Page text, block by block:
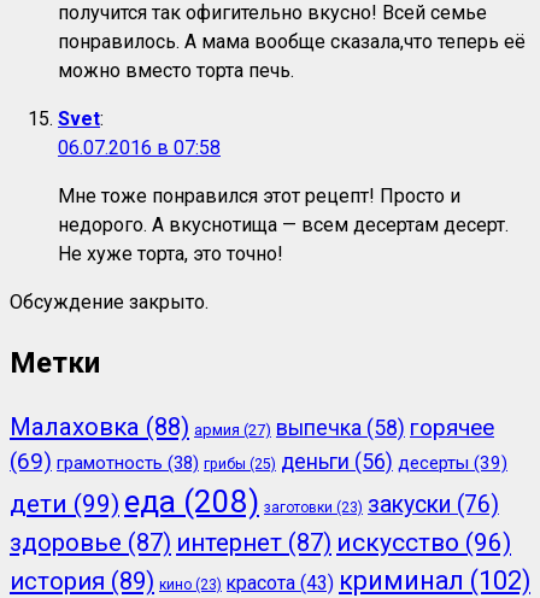
получится так офигительно вкусно! Всей семье
понравилось. А мама вообще сказала,что теперь её
можно вместо торта печь.
Svet:
06.07.2016 в 07:58
Мне тоже понравился этот рецепт! Просто и
недорого. А вкуснотища — всем десертам десерт.
Не хуже торта, это точно!
Обсуждение закрыто.
Метки
Малаховка (88) армия (27) выпечка (58) горячее
(69) грамотность (38) грибы (25) деньги (56) десерты (39)
дети (99) еда (208) заготовки (23) закуски (76)
здоровье (87) интернет (87) искусство (96)
история (89) кино (23) красота (43) криминал (102)